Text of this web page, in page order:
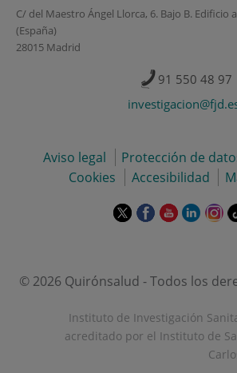
C/ del Maestro Ángel Llorca, 6. Bajo B. Edificio
(España)
28015 Madrid
91 550 48 97
Aviso legal Protección de
Cookies
Accesibilidad
Este
en
ventana
nueva.
Este
en
ventana
nueva.
Este
en
ventana
Este
en
ventana
nueva.
en
© 2026 Quirónsalud - Todos los
Instituto de Investigación
acreditado por el Instituto de